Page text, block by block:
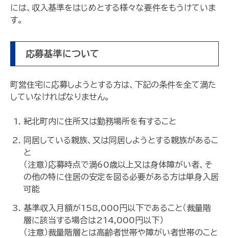
には、収入基準をはじめとする様々な要件をもうけていま
す。
応募基準について
町営住宅に応募しようとする方は、下記の条件を全て満た
していなければなりません。
紀北町内に住所又は勤務場所を有すること
同居している親族、又は同居しようとする親族があるこ
と
（注意）応募時点で満60歳以上又は身体障がい者、そ
の他の特に住居の安定を図る必要がある方は単身入居
可能
基準収入月額が158,000円以下であること（裁量階
層に該当する場合は214,000円以下）
（注意）裁量階層とは高齢者世帯や障がい者世帯のこと